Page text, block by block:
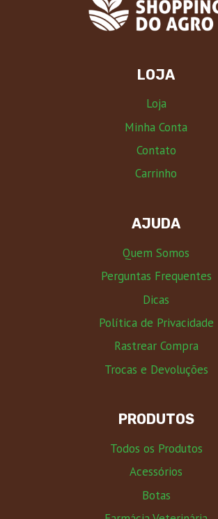
LOJA
Loja
Minha Conta
Contato
Carrinho
AJUDA
Quem Somos
Perguntas Frequentes
Dicas
Política de Privacidade
Rastrear Compra
Trocas e Devoluções
PRODUTOS
Todos os Produtos
Acessórios
Botas